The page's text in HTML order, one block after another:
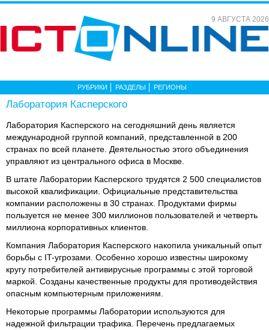
9 АВГУСТА 2026
РУБРИКИ РАЗДЕЛЫ РЕГИОНЫ
Лаборатория Касперского
Лаборатория Касперского на сегодняшний день является
международной группой компаний, представленной в 200
странах по всей планете. Деятельностью этого объединения
управляют из центрального офиса в Москве.
В штате Лаборатории Касперского трудятся 2 500 специалистов
высокой квалификации. Официальные представительства
компании расположены в 30 странах. Продуктами фирмы
пользуется не менее 300 миллионов пользователей и четверть
миллиона корпоративных клиентов.
Компания Лаборатория Касперского накопила уникальный опыт
борьбы с IT-угрозами. Особенно хорошо известны широкому
кругу потребителей антивирусные программы с этой торговой
маркой. Созданы качественные продукты для противодействия
опасным компьютерным приложениям.
Некоторые программы Лаборатории используются для
надежной фильтрации трафика. Перечень предлагаемых